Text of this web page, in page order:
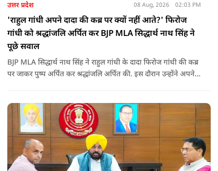
उत्तर प्रदेश 08 Aug, 2026 02:03 PM
'राहुल गांधी अपने दादा की कब्र पर क्यों नहीं आते?' फिरोज
गांधी को श्रद्धांजलि अर्पित कर BJP MLA सिद्धार्थ नाथ सिंह ने
पूछे सवाल
BJP MLA सिद्धार्थ नाथ सिंह ने राहुल गांधी के दादा फिरोज गांधी की कब्र
पर जाकर पुष्प अर्पित कर श्रद्धांजलि अर्पित की. इस दौरान उन्होंने अपने
कि वह भविष्य में क्या करें.